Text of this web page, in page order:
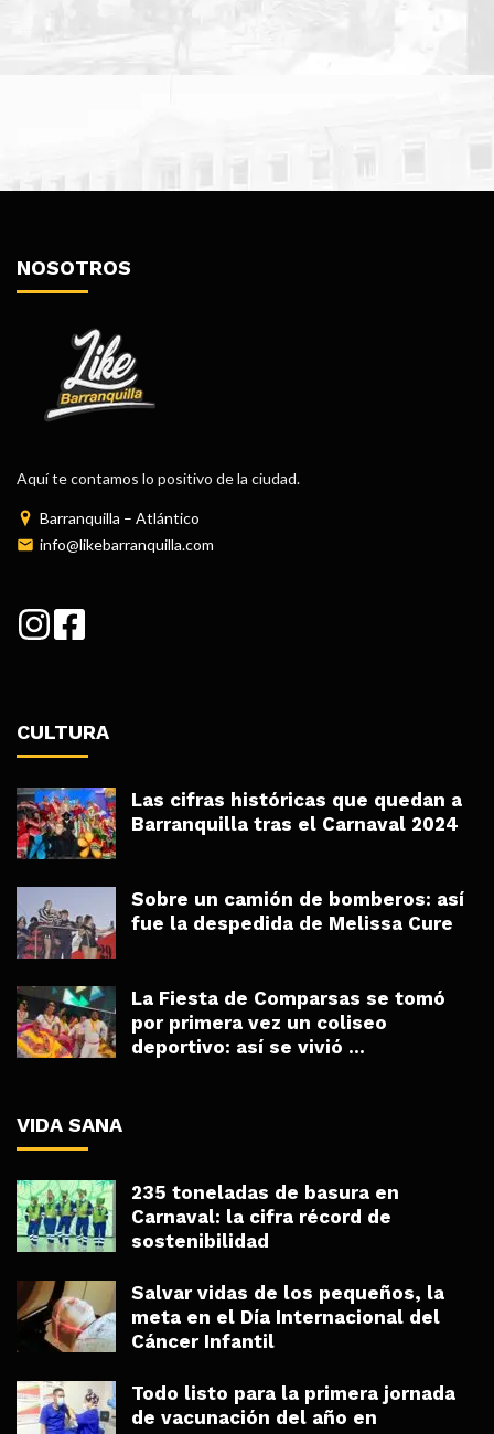
NOSOTROS
Aquí te contamos lo positivo de la ciudad.
Barranquilla – Atlántico
info@likebarranquilla.com
CULTURA
Las cifras históricas que quedan a
Barranquilla tras el Carnaval 2024
Sobre un camión de bomberos: así
fue la despedida de Melissa Cure
La Fiesta de Comparsas se tomó
por primera vez un coliseo
deportivo: así se vivió ...
VIDA SANA
235 toneladas de basura en
Carnaval: la cifra récord de
sostenibilidad
Salvar vidas de los pequeños, la
meta en el Día Internacional del
Cáncer Infantil
Todo listo para la primera jornada
de vacunación del año en